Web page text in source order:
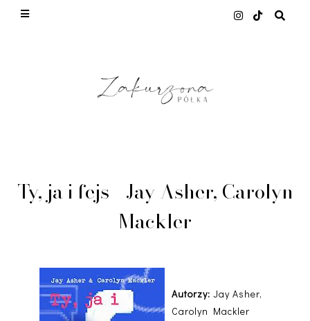
Ty, ja i fejs - Jay Asher, Carolyn
Mackler
Autorzy: Jay Asher,
Carolyn Mackler
This site uses cookies from Google to deliver its
quality of service, generate usage statistics, and
to detect and address abuse.
LEARN MORE